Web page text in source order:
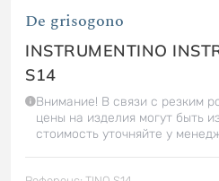
De grisogono
INSTRUMENTINO
S14
Внимание! В связи с резким
цены на изделия могут быть
стоимость уточняйте у